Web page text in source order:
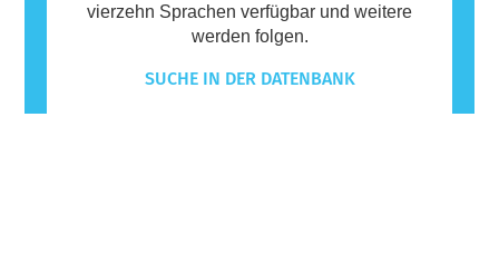
vierzehn Sprachen verfügbar und weitere
werden folgen.
SUCHE IN DER DATENBANK